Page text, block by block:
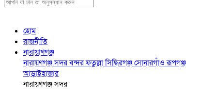
হোম
রাজনীতি
নারায়াণগঞ্জ
নারায়ণগঞ্জ সদরবন্দরফতুল্লাসিদ্ধিরগঞ্জসোনারগাঁওরূপগঞ্জ
আড়াইহাজার
নারায়ণগঞ্জ সদর